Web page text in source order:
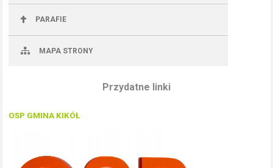
PARAFIE
MAPA STRONY
Przydatne linki
OSP GMINA KIKÓŁ